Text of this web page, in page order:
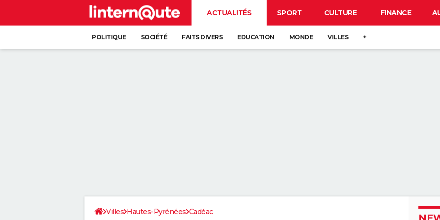
ACTUALITÉS SPORT CULTURE FINANCE
POLITIQUE SOCIÉTÉ FAITS DIVERS EDUCATION MONDE VILLES +
Villes Hautes-Pyrénées Cadéac